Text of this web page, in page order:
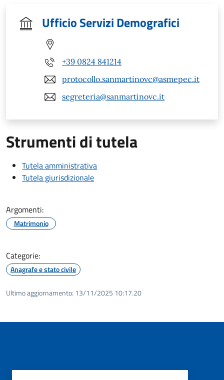
Ufficio Servizi Demografici
+39 0824 841214
protocollo.sanmartinovc@asmepec.it
segreteria@sanmartinovc.it
Strumenti di tutela
Tutela amministrativa
Tutela giurisdizionale
Argomenti:
Matrimonio
Categorie:
Anagrafe e stato civile
Ultimo aggiornamento: 13/11/2025 10:17.20